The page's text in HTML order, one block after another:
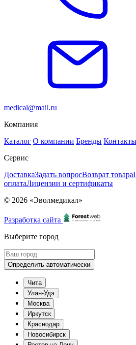
medical@mail.ru
Компания
Каталог О компании Бренды Контакты
Сервис
ДоставкаЗадать вопросВозврат товара
оплатаЛицензии и сертификаты
© 2026 «Эволмедикал»
Разработка сайта
Выберите город
Определить автоматически
Чита
Улан-Удэ
Москва
Иркутск
Краснодар
Новосибирск